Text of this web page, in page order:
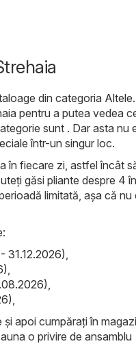
din categoria Altele.
pentru a putea vedea
sunt . Dar asta nu
într-un singur loc.
în fiecare zi, astfel încât
găsi pliante despre 4 în
limitată, așa că nu
31.12.2026)
apoi cumpărați în
o privire de ansamblu